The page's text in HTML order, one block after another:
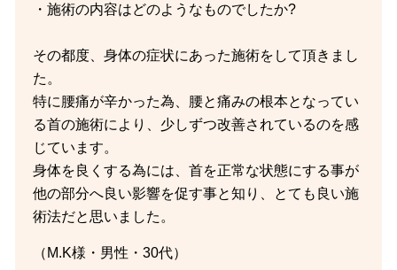
・施術の内容はどのようなものでしたか?
その都度、身体の症状にあった施術をして頂きまし
た。
特に腰痛が辛かった為、腰と痛みの根本となってい
る首の施術により、少しずつ改善されているのを感
じています。
身体を良くする為には、首を正常な状態にする事が
他の部分へ良い影響を促す事と知り、とても良い施
術法だと思いました。
（M.K様・男性・30代）